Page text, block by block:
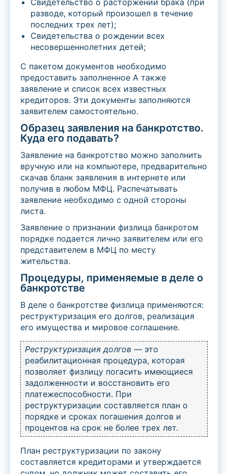
Свидетельство о расторжении брака (при
разводе, который произошел в течение
последних трех лет);
Свидетельства о рождении всех
несовершеннолетних детей;
С пакетом документов необходимо
предоставить заполненное А также
заявление и список всех известных
кредиторов. Эти документы заполняются
заявителем самостоятельно.
Образец заявления на банкротство.
Куда его подавать?
Заявление на банкротство можно заполнить
вручную или на компьютере, предварительно
скачав бланк заявления в интернете или
получив в любом МФЦ. Распечатывать
заявление необходимо с одной стороны
листа.
Заявление о признании физлица банкротом
порядке подается лично заявителем или его
представителем в МФЦ по месту
жительства.
Процедуры, применяемые в деле о
банкротстве
В деле о банкротстве физлица применяются:
реструктуризация его долгов, реализация
его имущества и мировое соглашение.
Реструктуризация долгов — это
реабилитационная процедура, которая
позволяет физлицу погасить имеющиеся
задолженности и восстановить его
платежеспособности. При
реструктуризации составляется план о
порядке и сроках погашения долгов и
процентов на срок не более трех лет.
План реструктуризации по закону
составляется кредиторами и утверждается